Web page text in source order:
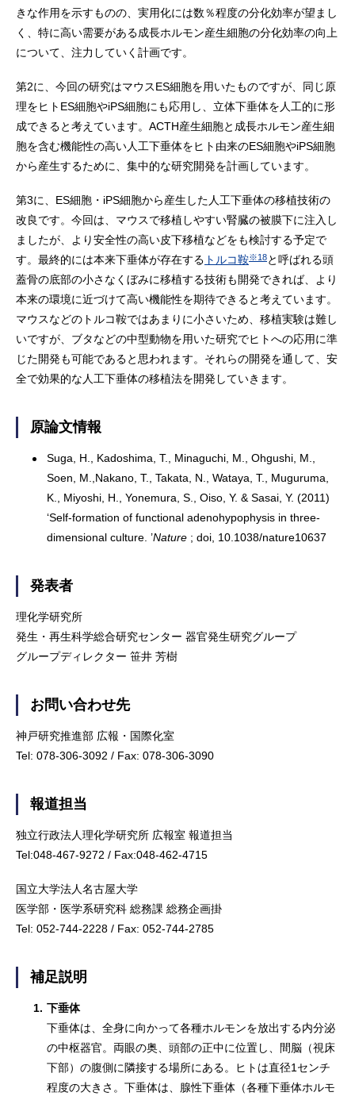
きな作用を示すものの、実用化には数％程度の分化効率が望まし
く、特に高い需要がある成長ホルモン産生細胞の分化効率の向上
について、注力していく計画です。
第2に、今回の研究はマウスES細胞を用いたものですが、同じ原
理をヒトES細胞やiPS細胞にも応用し、立体下垂体を人工的に形
成できると考えています。ACTH産生細胞と成長ホルモン産生細
胞を含む機能性の高い人工下垂体をヒト由来のES細胞やiPS細胞
から産生するために、集中的な研究開発を計画しています。
第3に、ES細胞・iPS細胞から産生した人工下垂体の移植技術の
改良です。今回は、マウスで移植しやすい腎臓の被膜下に注入し
ましたが、より安全性の高い皮下移植などをも検討する予定で
す。最終的には本来下垂体が存在する トルコ鞍※18と呼ばれる頭
蓋骨の底部の小さなくぼみに移植する技術も開発できれば、より
本来の環境に近づけて高い機能性を期待できると考えています。
マウスなどのトルコ鞍ではあまりに小さいため、移植実験は難し
いですが、ブタなどの中型動物を用いた研究でヒトへの応用に準
じた開発も可能であると思われます。それらの開発を通して、安
全で効果的な人工下垂体の移植法を開発していきます。
原論文情報
Suga, H., Kadoshima, T., Minaguchi, M., Ohgushi, M.,
Soen, M.,Nakano, T., Takata, N., Wataya, T., Muguruma,
K., Miyoshi, H., Yonemura, S., Oiso, Y. & Sasai, Y. (2011)
‘Self-formation of functional adenohypophysis in three-
dimensional culture. ’Nature ; doi, 10.1038/nature10637
発表者
理化学研究所
発生・再生科学総合研究センター 器官発生研究グループ
グループディレクター 笹井 芳樹
お問い合わせ先
神戸研究推進部 広報・国際化室
Tel: 078-306-3092 / Fax: 078-306-3090
報道担当
独立行政法人理化学研究所 広報室 報道担当
Tel:048-467-9272 / Fax:048-462-4715
国立大学法人名古屋大学
医学部・医学系研究科 総務課 総務企画掛
Tel: 052-744-2228 / Fax: 052-744-2785
補足説明
1. 下垂体
下垂体は、全身に向かって各種ホルモンを放出する内分泌
の中枢器官。両眼の奥、頭部の正中に位置し、間脳（視床
下部）の腹側に隣接する場所にある。ヒトは直径1センチ
程度の大きさ。下垂体は、腺性下垂体（各種下垂体ホルモ